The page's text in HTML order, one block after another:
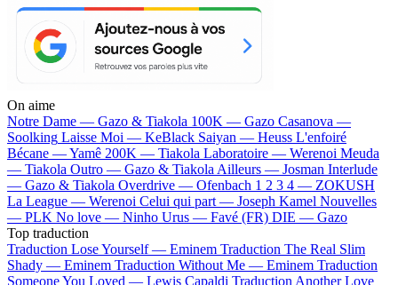
On aime
Notre Dame — Gazo & Tiakola 100K — Gazo Casanova —
Soolking Laisse Moi — KeBlack Saiyan — Heuss L'enfoiré
Bécane —Yamê 200K — Tiakola Laboratoire — Werenoi Meuda
— Tiakola Outro — Gazo & Tiakola Ailleurs — Josman Interlude
— Gazo & Tiakola Overdrive — Ofenbach 1 2 3 4 — ZOKUSH
La League — Werenoi Celui qui part — Joseph Kamel Nouvelles
— PLK No love — Ninho Urus — Favé (FR) DIE — Gazo
Top traduction
Traduction Lose Yourself — Eminem Traduction The Real Slim
Shady — Eminem Traduction Without Me — Eminem Traduction
Someone You Loved — Lewis Capaldi Traduction Another Love